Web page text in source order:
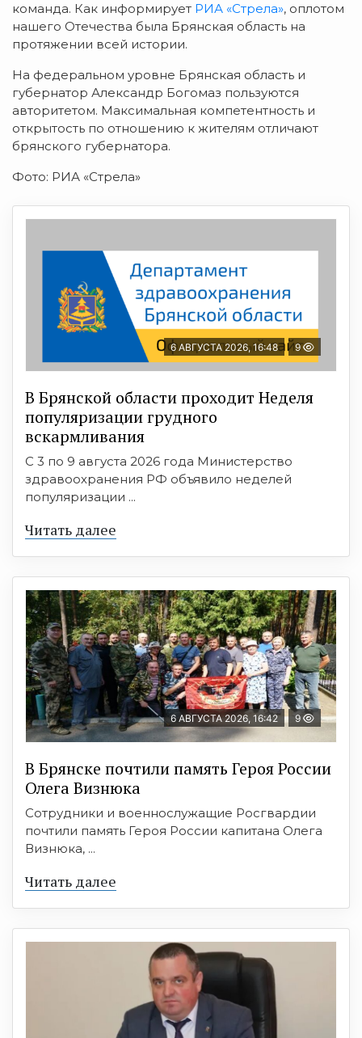
команда. Как информирует РИА «Стрела», оплотом
нашего Отечества была Брянская область на
протяжении всей истории.
На федеральном уровне Брянская область и
губернатор Александр Богомаз пользуются
авторитетом. Максимальная компетентность и
открытость по отношению к жителям отличают
брянского губернатора.
Фото: РИА «Стрела»
6 АВГУСТА 2026, 16:48 9
В Брянской области проходит Неделя
популяризации грудного
вскармливания
С 3 по 9 августа 2026 года Министерство
здравоохранения РФ объявило неделей
популяризации ...
Читать далее
6 АВГУСТА 2026, 16:42 9
В Брянске почтили память Героя России
Олега Визнюка
Сотрудники и военнослужащие Росгвардии
почтили память Героя России капитана Олега
Визнюка, ...
Читать далее